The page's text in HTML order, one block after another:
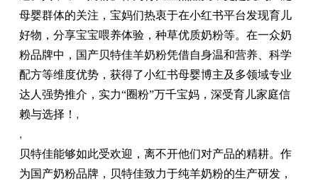
母婴群体的关注，宝妈们热衷于在小红书平台发现育儿
好物，分享宝宝喂养体验，种草优质奶粉等。在一众奶
粉品牌中，国产贝特佳羊奶粉凭借自身温和营养、科学
配方等维度优势，获得了小红书母婴博主及多领域专业
达人强势推介，实力“圈粉”万千宝妈，深受育儿家庭信
赖与选择！ ,
,
贝特佳能够如此受欢迎，离不开他们对产品的精耕。作
为国产奶粉品牌，贝特佳致力于纯羊奶粉的生产研发，